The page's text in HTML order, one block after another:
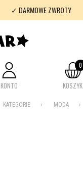
✓ DARMOWE ZWROTY
✓ 100% FOLKLOR
KONTO KOSZYK
0
KATEGORIE MODA